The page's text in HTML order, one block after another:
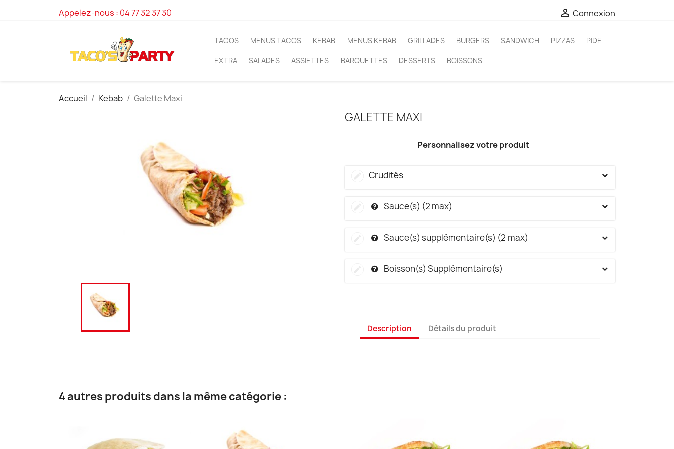
Appelez-nous : 04 77 32 37 30  Connexion
TACOS MENUS TACOS KEBAB MENUS KEBAB GRILLADES BURGERS SANDWICH PIZZAS PIDE
EXTRA SALADES ASSIETTES BARQUETTES DESSERTS BOISSONS
Accueil Kebab Galette Maxi
GALETTE MAXI
Personnalisez votre produit
Crudités
Sauce(s) (2 max)
Sauce(s) supplémentaire(s) (2 max)
Boisson(s) Supplémentaire(s)
Description Détails du produit
4 autres produits dans la même catégorie :